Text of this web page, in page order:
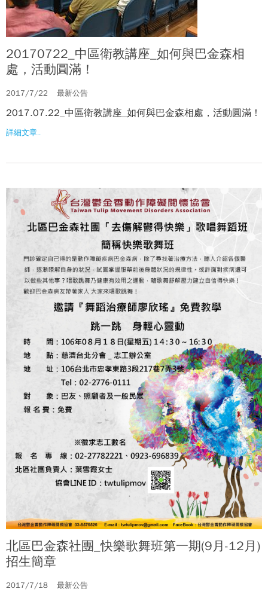
20170722_中區衛教講座_如何與巴金森相
處，活動圓滿！
2017/7/22 最新公告
2017.07.22_中區衛教講座_如何與巴金森相處，活動圓滿！
詳細文章..
北區巴金森社團_快樂歌舞班第一期(9月-12月)
招生簡章
2017/7/18 最新公告